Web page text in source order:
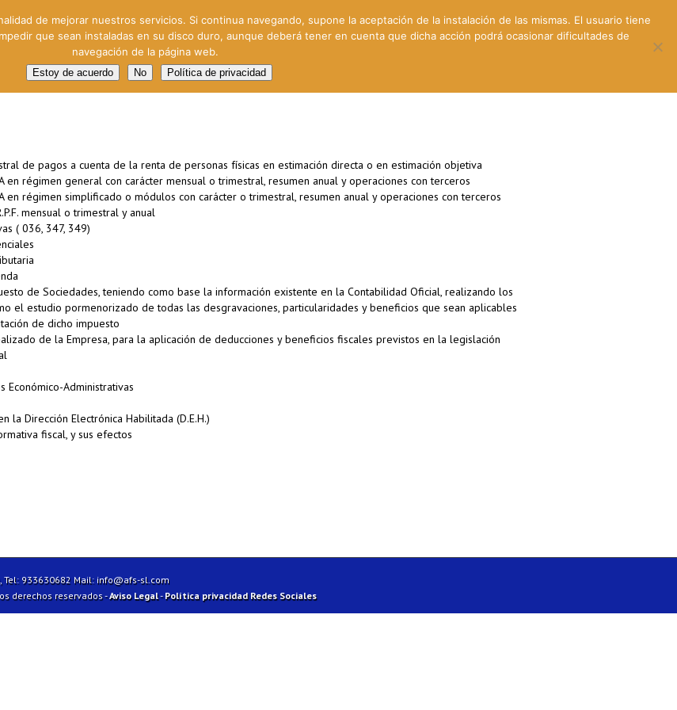
Gestión Cinematográfica Otros servicios
de pagos a cuenta de la renta de personas físicas en estimación directa o en estimación objetiva
en régimen general con carácter mensual o trimestral, resumen anual y operaciones con terceros
en régimen simplificado o módulos con carácter o trimestral, resumen anual y operaciones con terceros
mensual o trimestral y anual
( 036, 347, 349)
de Sociedades, teniendo como base la información existente en la Contabilidad Oficial, realizando los
el estudio pormenorizado de todas las desgravaciones, particularidades y beneficios que sean aplicables
de dicho impuesto
de la Empresa, para la aplicación de deducciones y beneficios fiscales previstos en la legislación
Económico-Administrativas
la Dirección Electrónica Habilitada (D.E.H.)
fiscal, y sus efectos
Tel: 933630682 Mail: info@afs-sl.com
derechos reservados -Aviso Legal-Política privacidad Redes Sociales
de mejorar nuestros servicios. Si continua navegando, supone la aceptación de la instalación de las mismas. El usuario tiene
que sean instaladas en su disco duro, aunque deberá tener en cuenta que dicha acción podrá ocasionar dificultades de
navegación de la página web.
Estoy de acuerdo No Política de privacidad